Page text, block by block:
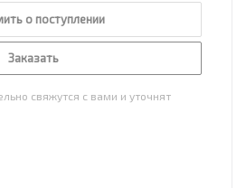
о поступлении
Заказать
свяжутся с вами и уточнят